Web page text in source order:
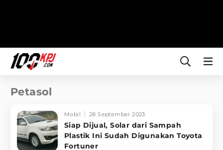
Petasol
Mobil 28 September 2023
Siap Dijual, Solar dari Sampah
Plastik Ini Sudah Digunakan Toyota
Fortuner